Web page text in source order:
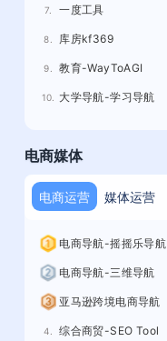
7. 一度工具
8. 库房kf369
9. 教育-WayToAGI
10. 大学导航-学习导航
电商媒体
电商运营 媒体运营
电商导航-摇摇乐导航
电商导航-三维导航
亚马逊跨境电商导航
4. 综合商贸-SEO Tool